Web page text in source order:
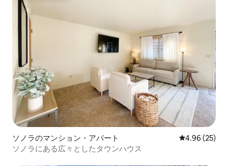
ソノラのマンション・アパート レビュー25
4.96 (25)
ソノラにある広々としたタウンハウス